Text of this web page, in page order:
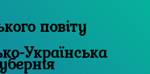
повіту
Українська